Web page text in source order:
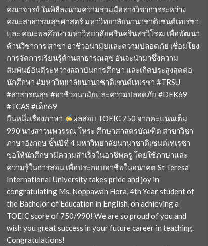
คณาจารย์ ในพิธีลงนามความร่วมมือทางวิชาการระหว่าง
คณะสาธารณสุขศาสตร์ มหาวิทยาลัยนานาชาติเซนต์เทเรซา
และ คณะพลศึกษา มหาวิทยาลัยศรีนครินทรวิโรฒ เพื่อพัฒนา
ด้านวิชาการ สาขา อาชีวอนามัยและความปลอดภัย เชื่อมโยง
การจัดการเรียนรู้ด้านสาธารณสุข อันจะนำมาซึ่งความ
สัมพันธ์อันดีระหว่างสถาบันการศึกษา และเกิดประสูงสุดต่อ
นักศึกษา #มหาวิทยาลัยนานาชาติเซนต์เทเรซา #TRSU
#สาธารณสุข #อาชีวอนามัยและความปลอดภัย #DEK69
#TCAS #เด็ก69
ยืนหนึ่งเรื่องภาษา
ผลสอบ TOEIC 750 จากคะแนนเต็ม
990 นางสาวนพวรรณ โหระ ศึกษาศาสตรบัณฑิต สาขาวิชา
ภาษาอังกฤษ ชั้นปีที่ 4 มหาวิทยาลัยนานาชาติเซนต์เทเรซา
ขอให้นักศึกษามีความสำเร็จในอาชีพครู โดยใช้ภาษาและ
ความรู้ในการสอน เพื่อประกอบอาชีพในอนาคต St Teresa
International University takes pride and joy in
congratulating Ms. Noppawan Hora, 4th Year student of
the Bachelor of Education in English, on achieving a
TOEIC score of 750/990! We are so proud of you and
wish you great success in your future career in teaching.
Congratulations!